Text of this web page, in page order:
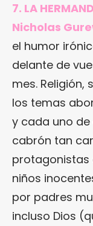
7. LA
Nicholas
el humor
delante de
mes. Religión,
los temas
y cada uno
cabrón tan
protagonistas
niños
por padres
incluso Dios